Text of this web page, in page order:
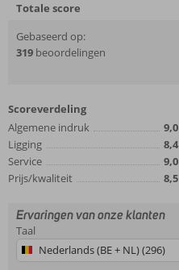
Totale score
Gebaseerd op:
319 beoordelingen
Scoreverdeling
Algemene indruk
9,0
Ligging
8,4
Service
9,0
Prijs/kwaliteit
8,5
Ervaringen van onze klanten
Taal
Nederlands (BE + NL) (296)